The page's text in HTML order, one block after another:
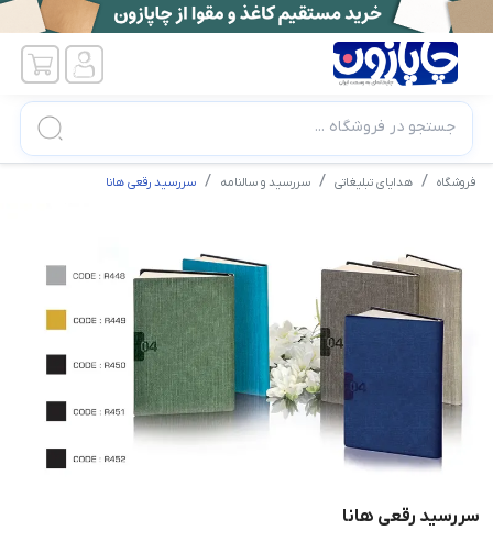
جستجو در فروشگاه ...
فروشگاه هدایای تبلیغاتی سررسید و سالنامه سررسید رقعی هانا
سررسید رقعی هانا